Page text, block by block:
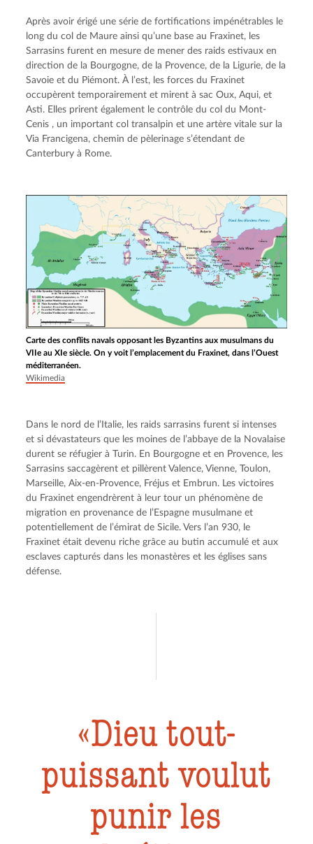
Après avoir érigé une série de fortifications impénétrables le
long du col de Maure ainsi qu’une base au Fraxinet, les
Sarrasins furent en mesure de mener des raids estivaux en
direction de la Bourgogne, de la Provence, de la Ligurie, de la
Savoie et du Piémont. À l’est, les forces du Fraxinet
occupèrent temporairement et mirent à sac Oux, Aqui, et
Asti. Elles prirent également le contrôle du col du Mont-
Cenis , un important col transalpin et une artère vitale sur la
Via Francigena, chemin de pèlerinage s’étendant de
Canterbury à Rome.
Carte des conflits navals opposant les Byzantins aux musulmans du
VIIe au XIe siècle. On y voit l’emplacement du Fraxinet, dans l’Ouest
méditerranéen.
Wikimedia
Dans le nord de l’Italie, les raids sarrasins furent si intenses
et si dévastateurs que les moines de l’abbaye de la Novalaise
durent se réfugier à Turin. En Bourgogne et en Provence, les
Sarrasins saccagèrent et pillèrent Valence, Vienne, Toulon,
Marseille, Aix-en-Provence, Fréjus et Embrun. Les victoires
du Fraxinet engendrèrent à leur tour un phénomène de
migration en provenance de l’Espagne musulmane et
potentiellement de l’émirat de Sicile. Vers l’an 930, le
Fraxinet était devenu riche grâce au butin accumulé et aux
esclaves capturés dans les monastères et les églises sans
défense.
Dieu tout-
puissant voulut
punir les